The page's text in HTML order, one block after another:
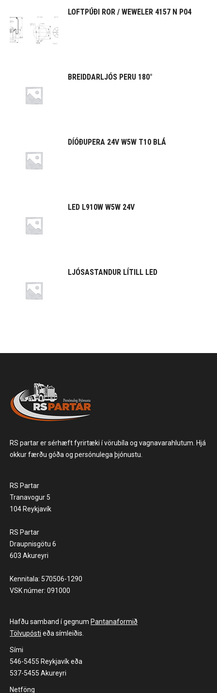
LOFTPÚÐI ROR / WEWELER 4157 N P04
BREIDDARLJÓS PERU 180°
DÍÓÐUPERA 24V W5W T10 BLÁ
LED L910W W5W 24V
LJÓSASTANDUR LÍTILL LED
RS partar er sérhæft fyrirtæki í vörubíla og vagnavarahlutum. Hjá
okkur færðu góða og persónulega þjónustu.
RS Partar
Tranavogur 5
104 Reykjavík
RS Partar
Draupnisgötu 6
603 Akureyri
Kennitala: 570506-1290
VSK númer: 091000
Hafðu samband í gegnum Pantanaformið
Tölvupósti eða símleiðis.
Sími
546-5455 Reykjavík eða
537-5455 Akureyri
Netföng